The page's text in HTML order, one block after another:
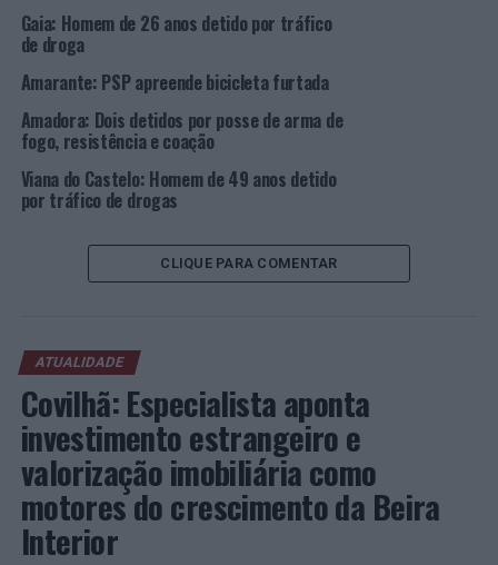
Gaia: Homem de 26 anos detido por tráfico
de droga
Amarante: PSP apreende bicicleta furtada
Amadora: Dois detidos por posse de arma de
fogo, resistência e coação
Viana do Castelo: Homem de 49 anos detido
por tráfico de drogas
CLIQUE PARA COMENTAR
ATUALIDADE
Covilhã: Especialista aponta
investimento estrangeiro e
valorização imobiliária como
motores do crescimento da Beira
Interior